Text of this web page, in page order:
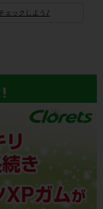
ェックしよう♪